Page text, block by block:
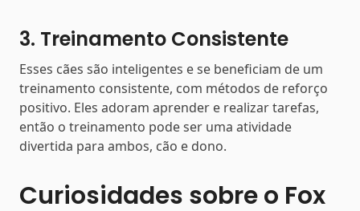
3. Treinamento Consistente
Esses cães são inteligentes e se beneficiam de um
treinamento consistente, com métodos de reforço
positivo. Eles adoram aprender e realizar tarefas,
então o treinamento pode ser uma atividade
divertida para ambos, cão e dono.
Curiosidades sobre o Fox